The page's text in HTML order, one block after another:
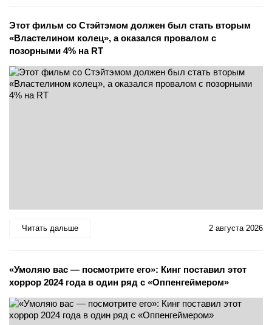
Этот фильм со Стэйтэмом должен был стать вторым
«Властелином колец», а оказался провалом с
позорными 4% на RT
Читать дальше 2 августа 2026
«Умоляю вас — посмотрите его»: Кинг поставил этот
хоррор 2024 года в один ряд с «Оппенгеймером»